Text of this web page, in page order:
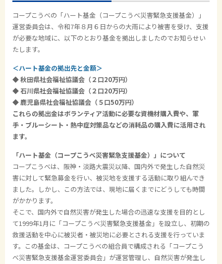
コープこうべの「ハート基金（コープこうべ災害緊急支援基金）」
運営委員会は、令和7年８月６日からの大雨により被害を受け、支援
が必要な地域に、以下のとおり基金を拠出しましたのでお知らせい
たします。
＜ハート基金の拠出先と金額＞
◆ 秋田県社会福祉協議会（２口20万円）
◆ 石川県社会福祉協議会（２口20万円）
◆ 鹿児島県社会福祉協議会（５口50万円）
これらの拠出金はボランティア活動に必要な資機材購入費や、軍
手・ブルーシート・熱中症対策品などの消耗品の購入費に活用され
ます。
「ハート基金（コープこうべ災害緊急支援基金）」について
コープこうべは、阪神・淡路大震災以降、国内外で発生した自然災
害に対して緊急募金を行い、被災地を支援する活動に取り組んでき
ました。しかし、この方法では、現地に届くまでにどうしても時間
がかかります。
そこで、国内外で自然災害が発生した場合の迅速な支援を目的とし
て1999年1月に「コープこうべ災害緊急支援基金」を設立し、初期の
救援活動を中心に被災者・被災地に必要とされる支援を行っていま
す。この基金は、コープこうべの組合員で構成される「コープこう
べ災害緊急支援基金運営委員会」が運営管理し、自然災害が発生し